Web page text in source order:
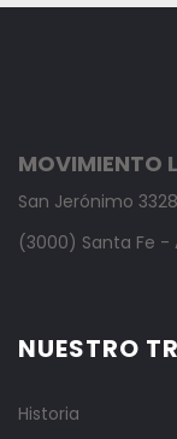
MOVIMIENTO
San Jerónimo 3328
(3000) Santa Fe -
NUESTRO
Historia